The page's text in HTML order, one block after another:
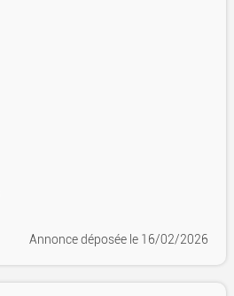
Annonce déposée le 16/02/2026